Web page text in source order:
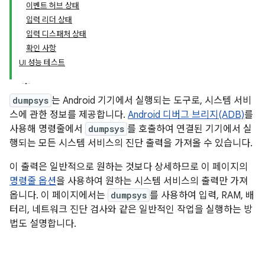
이벤트 허브 상태
입력 리더 상태
입력 디스패처 상태
확인 사항
UI 성능 테스트
dumpsys 는 Android 기기에서 실행되는 도구로, 시스템 서비
스에 관한 정보를 제공합니다. Android 디버그 브리지(ADB)를
사용해 명령줄에서
dumpsys 를 호출하여 연결된 기기에서 실
행되는 모든 시스템 서비스의 진단 출력을 가져올 수 있습니다.
이 출력은 일반적으로 원하는 것보다 상세하므로 이 페이지의
명령줄 옵션을 사용하여 원하는 시스템 서비스의 출력만 가져
옵니다. 이 페이지에서는 dumpsys 를 사용하여 입력, RAM, 배
터리, 네트워크 진단 검사와 같은 일반적인 작업을 실행하는 방
법도 설명합니다.